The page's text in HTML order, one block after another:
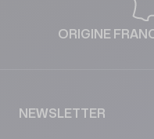
ORIGINE
NEWSLETTER